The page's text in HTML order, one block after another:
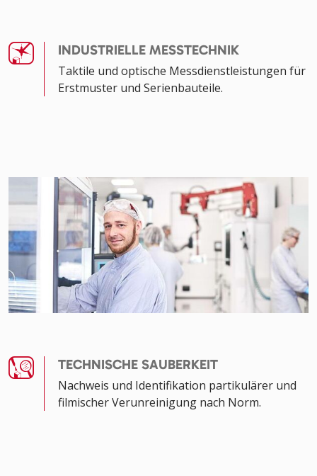
INDUSTRIELLE MESSTECHNIK
Taktile und optische Messdienstleistungen für
Erstmuster und Serienbauteile.
TECHNISCHE SAUBERKEIT
Nachweis und Identifikation partikulärer und
filmischer Verunreinigung nach Norm.